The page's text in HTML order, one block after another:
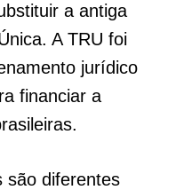
a antiga
A TRU foi
jurídico
financiar a
são diferentes